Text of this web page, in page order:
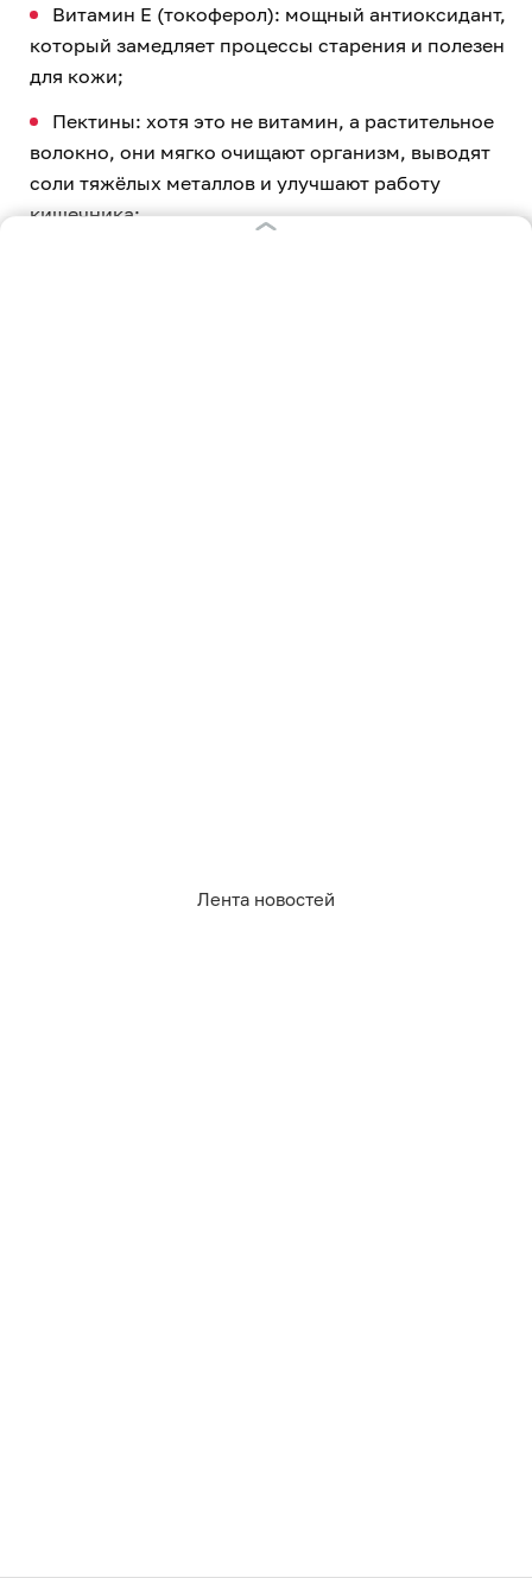
Лента новостей
Витамин E (токоферол): мощный антиоксидант,
который замедляет процессы старения и полезен
для кожи;
Пектины: хотя это не витамин, а растительное
волокно, они мягко очищают организм, выводят
соли тяжёлых металлов и улучшают работу
кишечника;